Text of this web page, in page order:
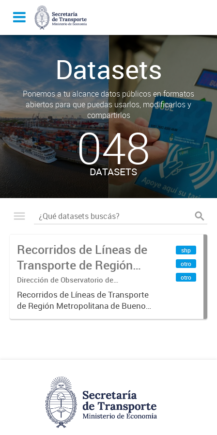
Datasets
Ponemos a tu alcance datos públicos en formatos
abiertos para que puedas usarlos, modificarlos y
compartirlos
048
DATASETS
Recorridos de Líneas de
Transporte de Región
Metropolitana de
Buenos Aires (RMBA)
Dirección de Observatorio de
Transporte, Estudio y Sistemas
Recorridos de Líneas de Transporte
de Región Metropolitana de Buenos
Aires (RMBA).-
shp
otro
otro